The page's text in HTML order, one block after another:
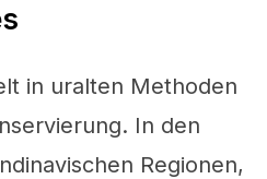
in uralten Methoden
In den
Regionen,